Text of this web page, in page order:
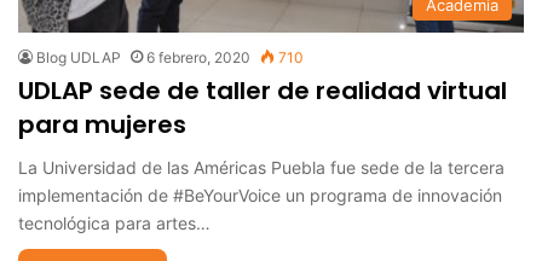
Academia
Blog UDLAP 6 febrero, 2020 710
UDLAP sede de taller de realidad virtual
para mujeres
La Universidad de las Américas Puebla fue sede de la tercera
implementación de #BeYourVoice un programa de innovación
tecnológica para artes…